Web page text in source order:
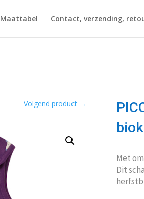
Maattabel Contact, verzending,
Volgend product →
Met
Dit